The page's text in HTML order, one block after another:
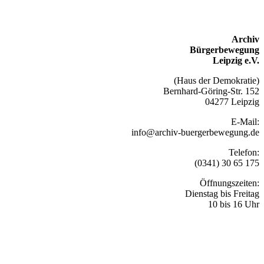
Archiv
Bürgerbewegung
Leipzig e.V.
(Haus der Demokratie)
Bernhard-Göring-Str. 152
04277 Leipzig
E-Mail:
info@archiv-buergerbewegung.de
Telefon:
(0341) 30 65 175
Öffnungszeiten:
Dienstag bis Freitag
10 bis 16 Uhr